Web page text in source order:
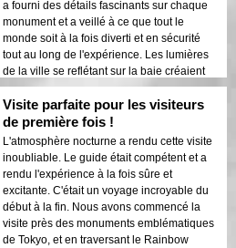
a fourni des détails fascinants sur chaque
monument et a veillé à ce que tout le
monde soit à la fois diverti et en sécurité
tout au long de l'expérience. Les lumières
de la ville se reflétant sur la baie créaient
une atmosphère onirique qui a laissé une
impression durable. Cette visite est idéale
pour les visiteurs de première fois qui
souhaitent un mélange d'aventure et de
tourisme. Le contraste entre les structures
modernes de Tokyo et les zones
historiques était magnifiquement mis en
valeur par les lumières nocturnes. Je
recommanderais vivement cette visite à
quiconque !
Visite parfaite pour les visiteurs
de première fois !
L'atmosphère nocturne a rendu cette visite
inoubliable. Le guide était compétent et a
rendu l'expérience à la fois sûre et
excitante. C'était un voyage incroyable du
début à la fin. Nous avons commencé la
visite près des monuments emblématiques
de Tokyo, et en traversant le Rainbow